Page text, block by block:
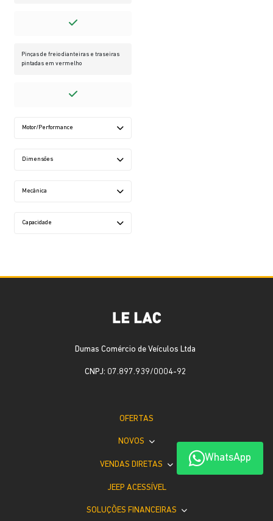
Pinças de freio dianteiras e traseiras
pintadas em vermelho
Motor/Performance
Dimensões
Mecânica
Capacidade
WhatsApp
Dumas Comércio de Veículos Ltda
CNPJ: 07.897.939/0004-92
OFERTAS
NOVOS
VENDAS DIRETAS
JEEP ACESSÍVEL
SOLUÇÕES FINANCEIRAS